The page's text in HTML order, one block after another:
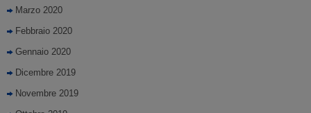
Marzo 2020
Febbraio 2020
Gennaio 2020
Dicembre 2019
Novembre 2019